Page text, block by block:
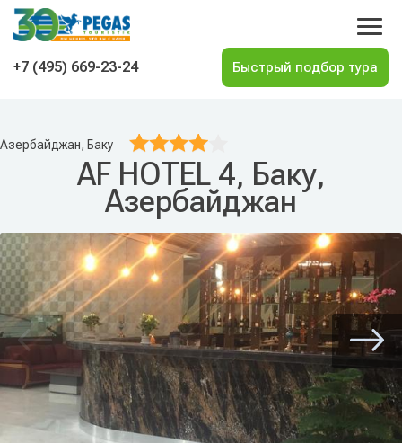
На главную
+7 (495) 669-23-24
Азербайджан, Баку
AF HOTEL 4, Баку,
Азербайджан